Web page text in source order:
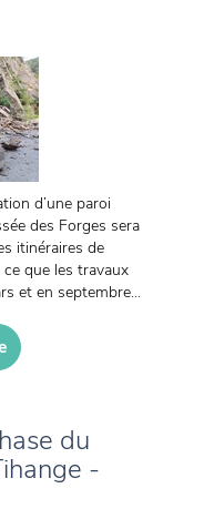
d’une paroi
des Forges sera
itinéraires de
que les travaux
et en septembre...
du
-